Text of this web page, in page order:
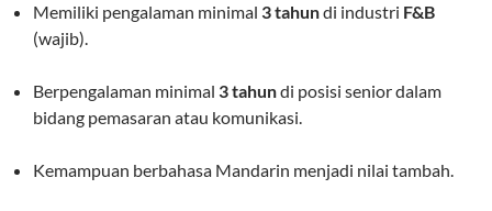
Memiliki pengalaman minimal 3 tahundi industri F&B
(wajib).
Berpengalaman minimal 3 tahundi posisi senior dalam
bidang pemasaran atau komunikasi.
Kemampuan berbahasa Mandarin menjadi nilai tambah.